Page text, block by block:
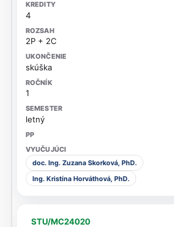
4
2P + 2C
skúška
1
letný
doc. Ing. Zuzana Skorková, PhD.
Ing. Kristína Horváthová, PhD.
STU/MC24020